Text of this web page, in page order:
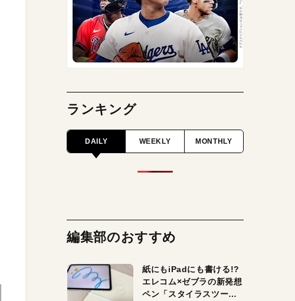
ランキング
DAILY WEEKLY MONTHLY
編集部のおすすめ
紙にもiPadにも書ける!?
エレコム×ゼブラの新発想
ペン「スタイラスツーウ